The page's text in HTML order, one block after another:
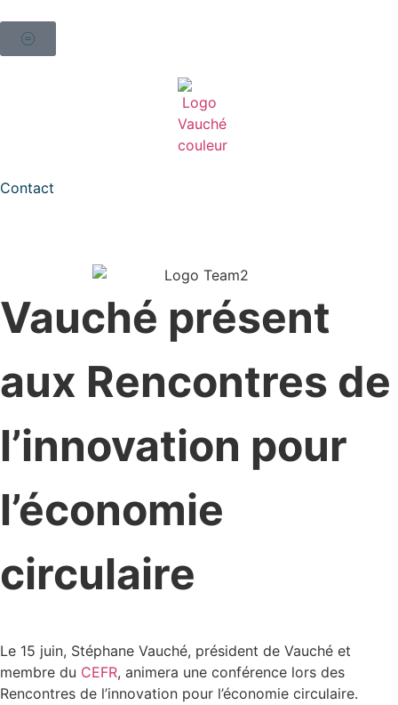
Contact
Vauché présent
aux Rencontres de
l’innovation pour
l’économie
circulaire
Le 15 juin, Stéphane Vauché, président de Vauché et
membre du CEFR, animera une conférence lors des
Rencontres de l’innovation pour l’économie circulaire.